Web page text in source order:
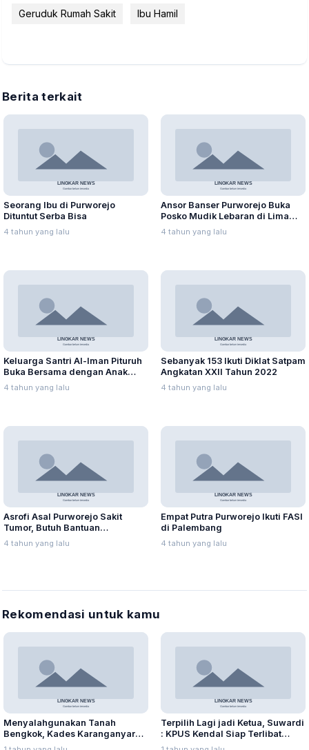
Geruduk Rumah Sakit Ibu Hamil
Berita terkait
Seorang Ibu di Purworejo
Dituntut Serba Bisa
4 tahun yang lalu
Ansor Banser Purworejo Buka
Posko Mudik Lebaran di Lima
Zona
4 tahun yang lalu
Keluarga Santri Al-Iman Pituruh
Buka Bersama dengan Anak
Yatim
4 tahun yang lalu
Sebanyak 153 Ikuti Diklat Satpam
Angkatan XXII Tahun 2022
4 tahun yang lalu
Asrofi Asal Purworejo Sakit
Tumor, Butuh Bantuan
Penanganan Khusus
4 tahun yang lalu
Empat Putra Purworejo Ikuti FASI
di Palembang
4 tahun yang lalu
Rekomendasi untuk kamu
Menyalahgunakan Tanah
Bengkok, Kades Karanganyar
Ditangkap Kejari
Terpilih Lagi jadi Ketua, Suwardi
: KPUS Kendal Siap Terlibat
Suplai Telur untuk MBG